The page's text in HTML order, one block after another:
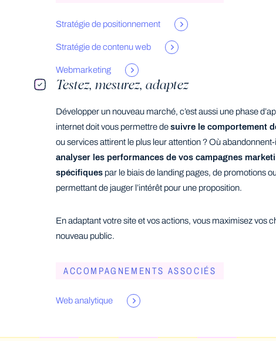
Stratégie de positionnement
Stratégie de contenu web
Webmarketing
Testez, mesurez, adaptez
Développer un nouveau marché, c’est aussi une phase
internet doit vous permettre desuivre le comportement
ou services attirent le plus leur attention ? Où
analyser les performances de vos campagnes
spécifiques par le biais de landing pages, de promotions
permettant de jauger l’intérêt pour une proposition.
En adaptant votre site et vos actions, vous maximisez vos
nouveau public.
ACCOMPAGNEMENTS ASSOCIÉS
Web analytique